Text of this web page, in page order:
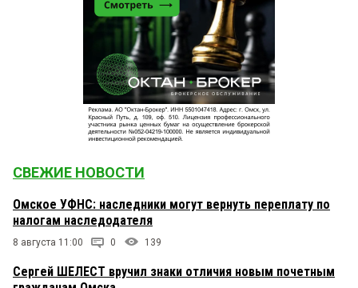
СВЕЖИЕ НОВОСТИ
Омское УФНС: наследники могут вернуть переплату по
налогам наследодателя
8 августа 11:00 0 139
Сергей ШЕЛЕСТ вручил знаки отличия новым почетным